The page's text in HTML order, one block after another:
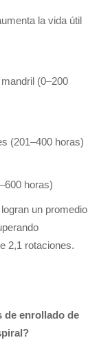
la vida útil
(0–200
(201–400 horas)
horas)
un promedio
2,1 rotaciones.
de enrollado de